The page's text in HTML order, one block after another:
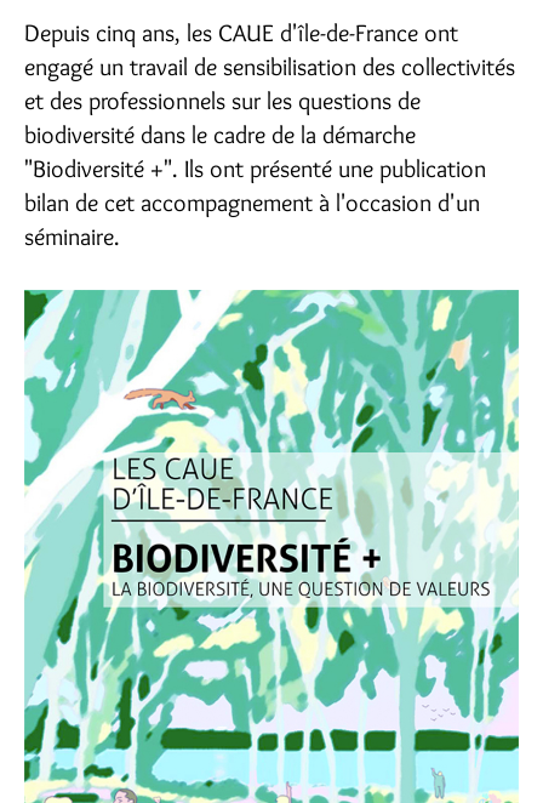
Depuis cinq ans, les CAUE d'île-de-France ont
engagé un travail de sensibilisation des collectivités
et des professionnels sur les questions de
biodiversité dans le cadre de la démarche
"Biodiversité +". Ils ont présenté une publication
bilan de cet accompagnement à l'occasion d'un
séminaire.